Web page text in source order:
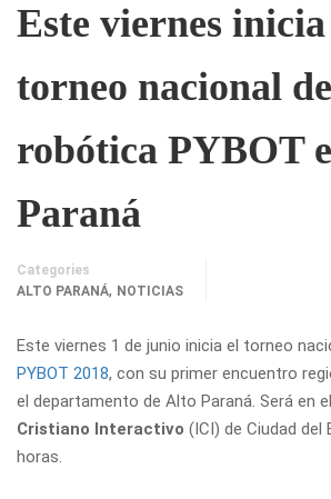
Este viernes
torneo nacional de
robótica PYBOT
Paraná
Categories
ALTO PARANÁ, NOTICIAS
Este viernes 1 de junio inicia el torneo
PYBOT 2018, con su primer encuentro
el departamento de Alto Paraná. Será en el
Cristiano Interactivo (ICI) de Ciudad del
horas.